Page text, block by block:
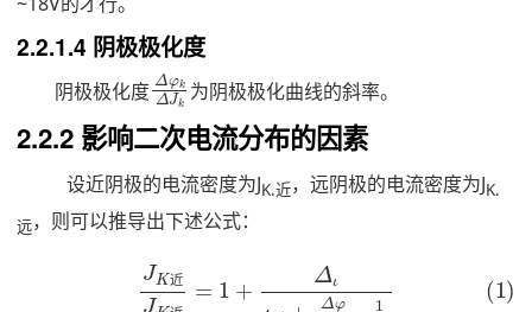
2.2.1.4 阴极极化度
阴极极化度
φkΔ
k
为阴极极化曲线的斜率。
2.2.2 影响二次电流分布的因素
设近阴极的电流密度为JK.近，远阴极的电流密度为JK.
远，则可以推导出下述公式：
近
K近J +Δ